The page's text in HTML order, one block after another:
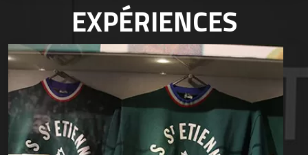
EXPÉRIENCES